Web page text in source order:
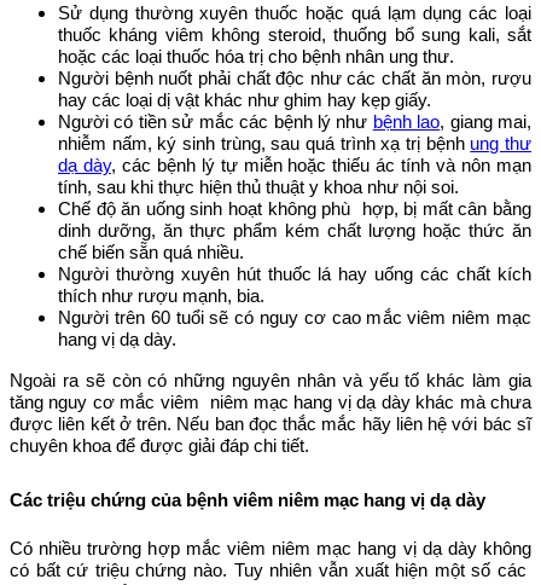
Sử dụng thường xuyên thuốc hoặc quá lạm dụng các loại
thuốc kháng viêm không steroid, thuống bổ sung kali, sắt
hoặc các loại thuốc hóa trị cho bệnh nhân ung thư.
Người bệnh nuốt phải chất độc như các chất ăn mòn, rượu
hay các loại dị vật khác như ghim hay kẹp giấy.
Người có tiền sử mắc các bệnh lý như bệnh lao, giang mai,
nhiễm nấm, ký sinh trùng, sau quá trình xạ trị bệnh ung thư
dạ dày, các bệnh lý tự miễn hoặc thiếu ác tính và nôn mạn
tính, sau khi thực hiện thủ thuật y khoa như nội soi.
Chế độ ăn uống sinh hoạt không phù hợp, bị mất cân bằng
dinh dưỡng, ăn thực phẩm kém chất lượng hoặc thức ăn
chế biến sẵn quá nhiều.
Người thường xuyên hút thuốc lá hay uống các chất kích
thích như rượu mạnh, bia.
Người trên 60 tuổi sẽ có nguy cơ cao mắc viêm niêm mạc
hang vị dạ dày.
Ngoài ra sẽ còn có những nguyên nhân và yếu tố khác làm gia
tăng nguy cơ mắc viêm niêm mạc hang vị dạ dày khác mà chưa
được liên kết ở trên. Nếu ban đọc thắc mắc hãy liên hệ với bác sĩ
chuyên khoa để được giải đáp chi tiết.
Các triệu chứng của bệnh viêm niêm mạc hang vị dạ dày
Có nhiều trường hợp mắc viêm niêm mạc hang vị dạ dày không
có bất cứ triệu chứng nào. Tuy nhiên vẫn xuất hiện một số các